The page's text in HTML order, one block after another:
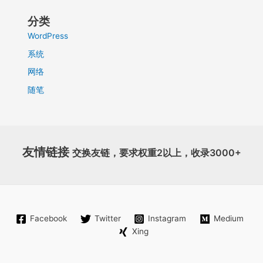
分类
WordPress
系统
网络
随笔
友情链接 交换友链，要求权重2以上，收录3000+
Facebook Twitter Instagram
Medium
Xing